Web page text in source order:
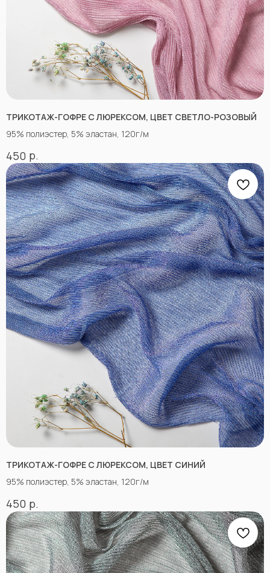
ТРИКОТАЖ-ГОФРЕ С ЛЮРЕКСОМ, ЦВЕТ СВЕТЛО-РОЗОВЫЙ
95% полиэстер, 5% эластан, 120г/м
450 р.
ТРИКОТАЖ-ГОФРЕ С ЛЮРЕКСОМ, ЦВЕТ СИНИЙ
95% полиэстер, 5% эластан, 120г/м
450 р.
+7
Отправить
НЕ НАШЛИ НУЖНУЮ
ТКАНЬ? ОСТАЛИСЬ
ВОПРОСЫ?
Заполните форму, и наши менеджеры
вопросы.
Согласен сПолитикой конфиденциальности
КОНТАКТЫ
Г. Пятигорк, розничная точка на рынке
«Людмила», ул. Садовая 210, павильоны
34−37.
Оптово-розничные точки продаж:
АДРЕСА МАГАЗИНОВ